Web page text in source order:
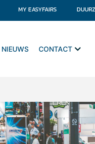
MY EASYFAIRS
NIEUWS CONTACT